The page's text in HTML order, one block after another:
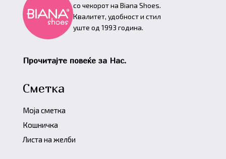
со чекорот на Biana Shoes.
Квалитет, удобност и стил
уште од 1993 година.
Прочитајте повеќе за Нас.
Сметка
Моја сметка
Кошничка
Листа на желби